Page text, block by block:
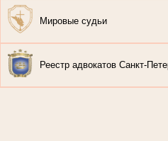
Мировые судьи
Реестр адвокатов Санкт-